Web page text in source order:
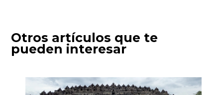
Otros artículos que te
pueden interesar